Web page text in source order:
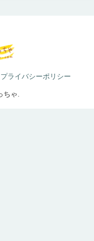
プライバシーポリシー
ちゃ.